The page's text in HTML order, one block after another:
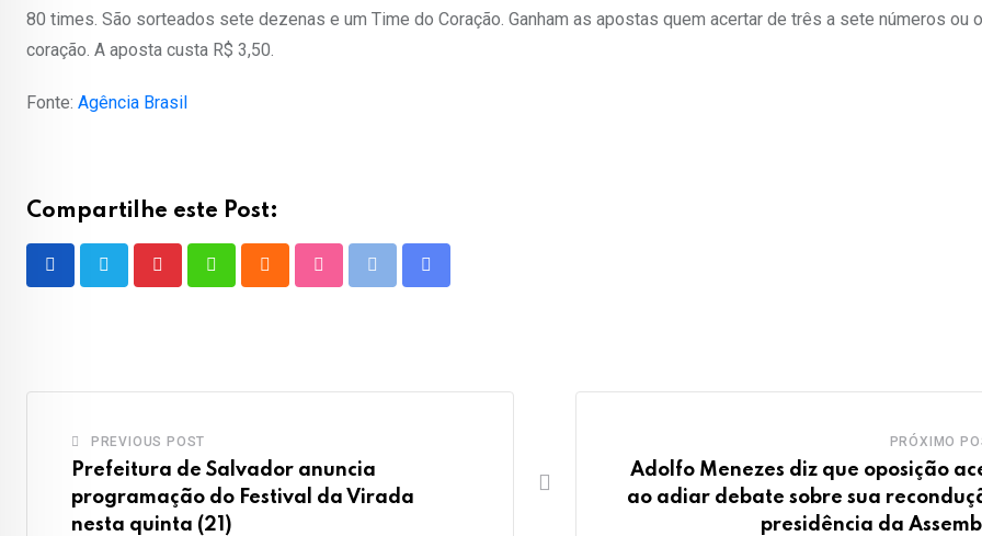
80 times. São sorteados sete dezenas e um Time do Coração. Ganham as apostas quem acertar de três a sete números ou
coração. A aposta custa R$ 3,50.
Fonte: Agência Brasil
Compartilhe este Post:
PREVIOUS POST
Prefeitura de Salvador anuncia
programação do Festival da Virada
nesta quinta (21)
PRÓXIMO
Adolfo Menezes diz que oposição
ao adiar debate sobre sua
presidência da